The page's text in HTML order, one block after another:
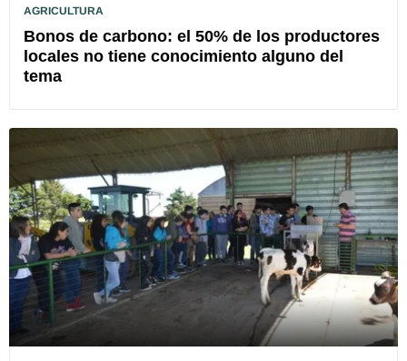
AGRICULTURA
Bonos de carbono: el 50% de los productores
locales no tiene conocimiento alguno del
tema